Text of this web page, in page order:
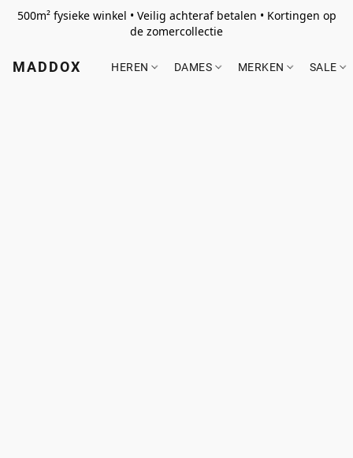
500m² fysieke winkel • Veilig achteraf betalen • Kortingen op
de zomercollectie
MADDOX HEREN DAMES MERKEN SALE